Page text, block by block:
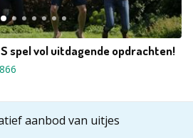
spel vol uitdagende opdrachten!
aanbod van uitjes